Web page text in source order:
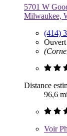
5701 W
Milwaukee,
(414)
Distance
96,6
Voir